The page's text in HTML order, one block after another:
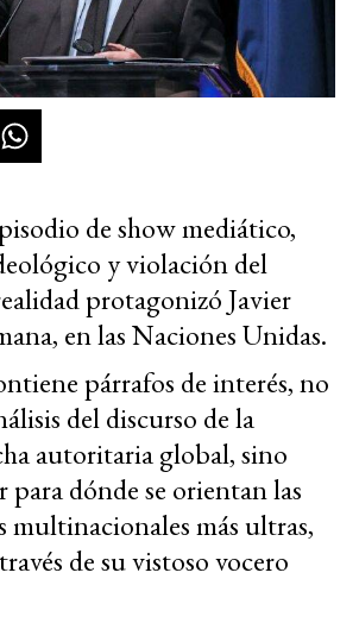
de show mediático,
y violación del
protagonizó Javier
en las Naciones Unidas.
párrafos de interés, no
del discurso de la
autoritaria global, sino
para dónde se orientan las
multinacionales más ultras,
de su vistoso vocero